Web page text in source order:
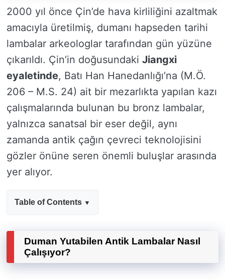
2000 yıl önce Çin’de hava kirliliğini azaltmak
amacıyla üretilmiş, dumanı hapseden tarihi
lambalar arkeologlar tarafından gün yüzüne
çıkarıldı. Çin’in doğusundaki Jiangxi
eyaletinde, Batı Han Hanedanlığı’na (M.Ö.
206 – M.S. 24) ait bir mezarlıkta yapılan kazı
çalışmalarında bulunan bu bronz lambalar,
yalnızca sanatsal bir eser değil, aynı
zamanda antik çağın çevreci teknolojisini
gözler önüne seren önemli buluşlar arasında
yer alıyor.
Table of Contents
Duman Yutabilen Antik Lambalar Nasıl
Çalışıyor?